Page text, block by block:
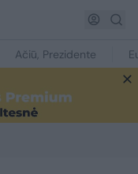
Ačiū, Prezidente